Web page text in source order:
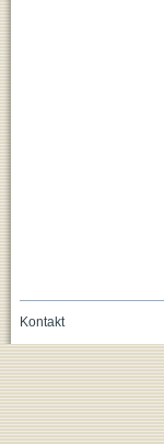
Kontakt